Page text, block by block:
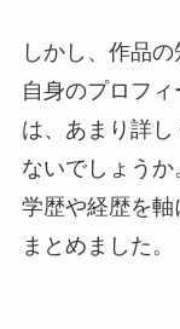
しかし、作品
自身のプロフ
は、あまり詳
ないでしょう
学歴や経歴を
まとめました。